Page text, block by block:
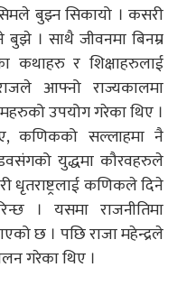
बुझ्न सिकायो । कसरी
। साथै जीवनमा बिनम्र
कथाहरु र शिक्षाहरुलाई
आफ्नो राज्यकालमा
उपयोग गरेका थिए ।
कणिकको सल्लाहमा नै
युद्धमा कौरवहरुले
धृतराष्ट्रलाई कणिकले दिने
। यसमा राजनीतिमा
छ । पछि राजा महेन्द्रले
गरेका थिए ।